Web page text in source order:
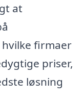
at
firmaer
priser,
løsning